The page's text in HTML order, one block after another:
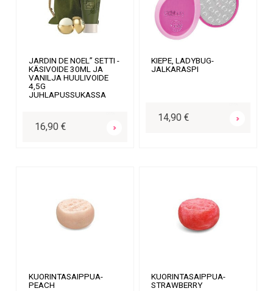
JARDIN DE NOEL” SETTI -
KÄSIVOIDE 30ML JA
VANILJA HUULIVOIDE
4,5G
JUHLAPUSSUKASSA
16,90 €
KIEPE, LADYBUG-
JALKARASPI
14,90 €
KUORINTASAIPPUA-
PEACH
KUORINTASAIPPUA-
STRAWBERRY